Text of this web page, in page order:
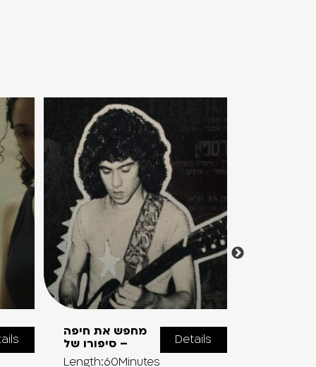
מחפש את חיפה
– סיפורו של
Length:60Minutes
Details